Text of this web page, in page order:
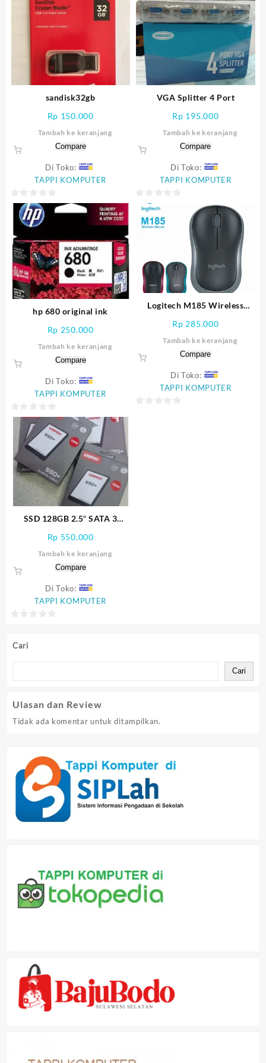
Cari
Cari
Ulasan dan Review
Tidak ada komentar untuk ditampilkan.
sandisk32gb
Rp 150.000
Tambah ke keranjang
Compare
Di Toko:
TAPPI KOMPUTER
0
out
5
VGA Splitter 4 Port
Rp 195.000
Tambah ke keranjang
Compare
Di Toko:
TAPPI KOMPUTER
out
of
hp 680 original ink
Rp 250.000
Tambah ke keranjang
Compare
Di Toko:
TAPPI KOMPUTER
0
out
5
Logitech M185 Wireless
Rp 285.000
Tambah ke keranjang
Compare
Di Toko:
TAPPI KOMPUTER
SSD 128GB 2.5″ SATA 3
ORIGINAL
Rp 550.000
Tambah ke keranjang
Compare
Di Toko:
TAPPI KOMPUTER
of